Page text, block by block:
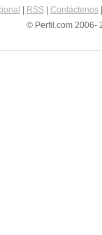
RSS| Contáctenos
© Perfil.com 2006-